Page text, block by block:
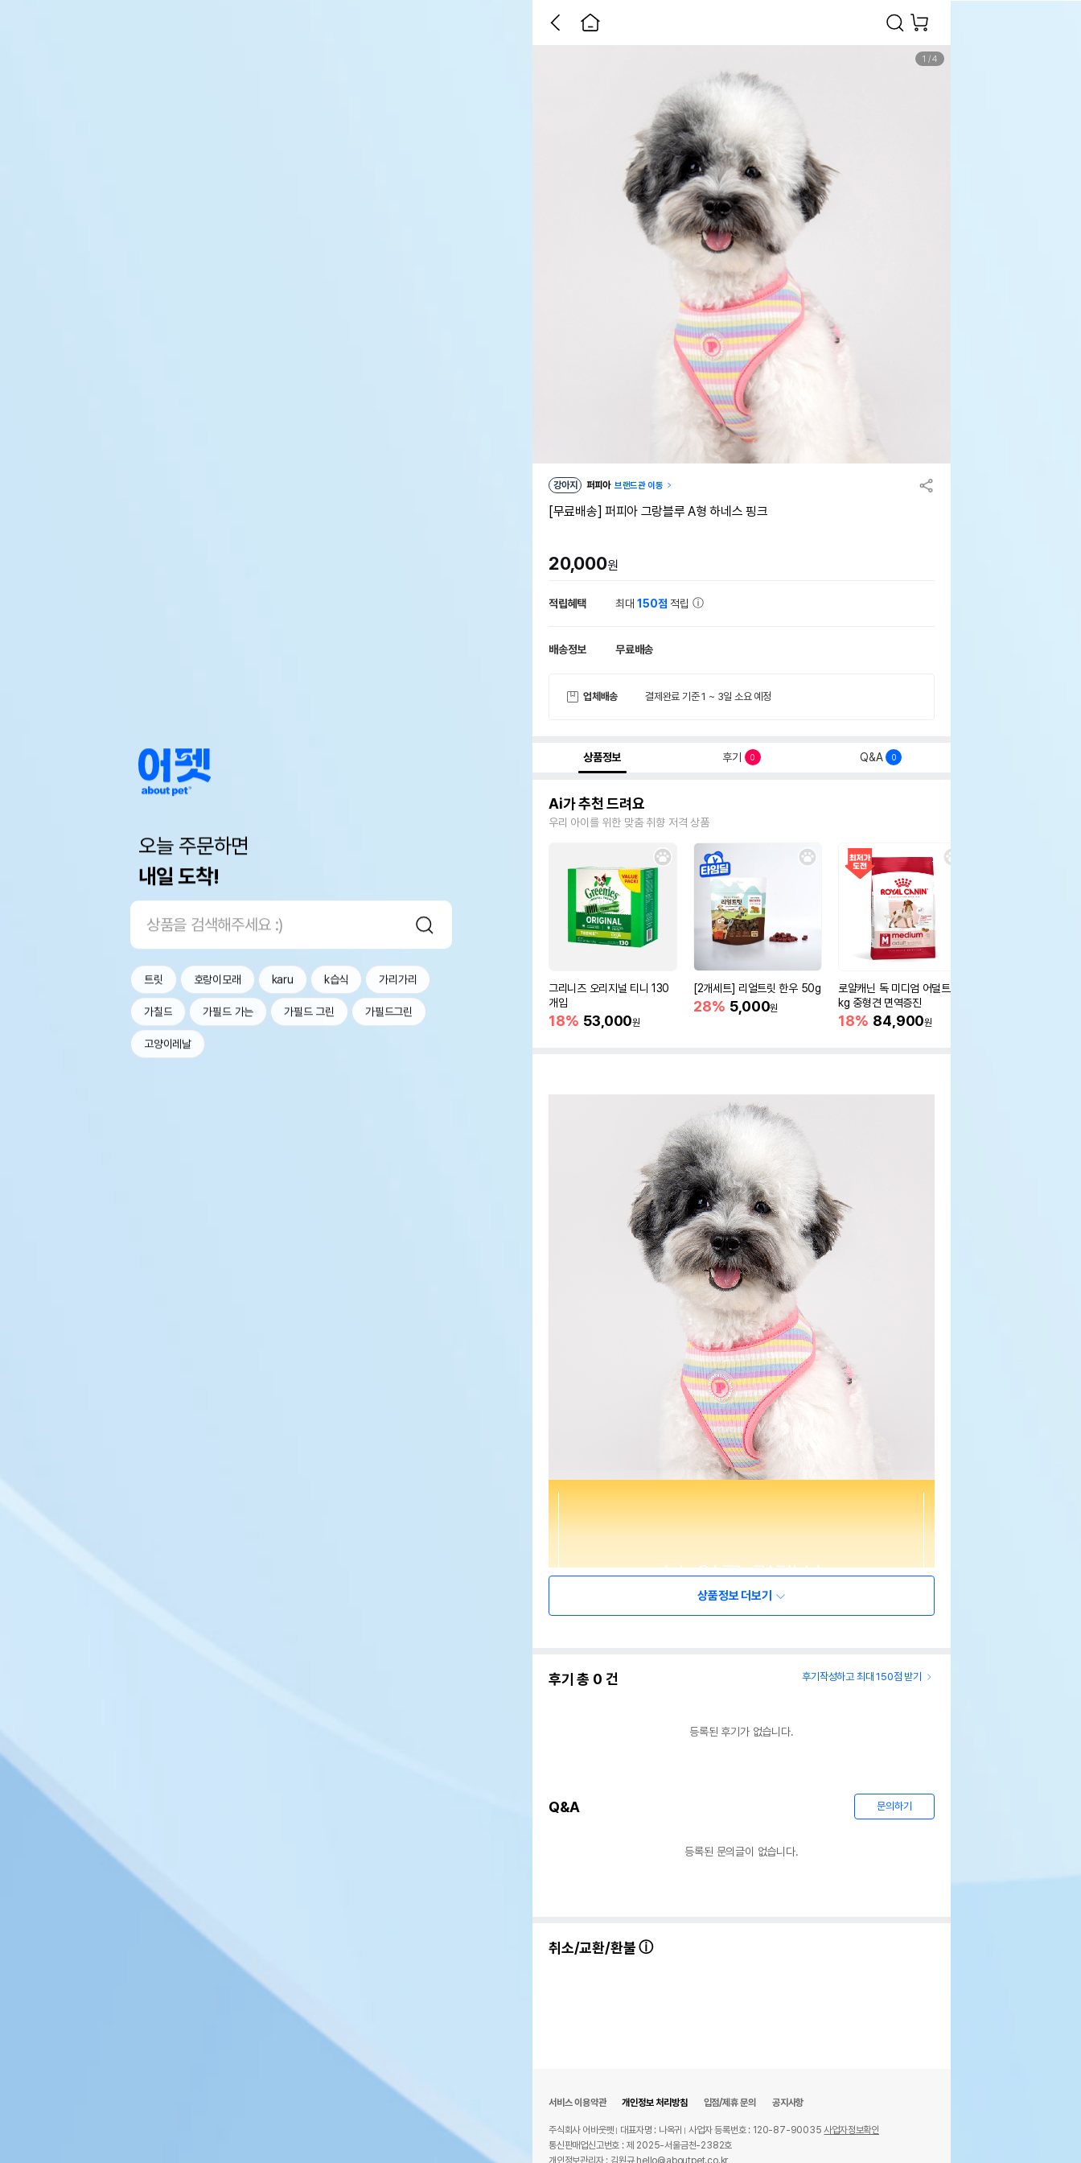
오늘 주문하면
내일 도착!
트릿 호랑이모래 karu k습식 가리가리
가칠드 가필드 가는 가필드 그린 가필드그린
고양이레날
1 /4
강아지 퍼피아 브랜드관 이동
[무료배송] 퍼피아 그랑블루 A형 하네스 핑크
20,000원
적립혜택 최대150점 적립
배송정보 무료배송
업체배송 결제완료 기준 1 ~ 3일 소요 예정
상품정보 후기 0 Q&A 0
Ai가 추천 드려요
우리 아이를 위한 맞춤 취향 저격 상품
그리니즈 오리지널 티니 130
개입
18% 53,000원
[2개세트] 리얼트릿 한우 50g
28% 5,000원
로얄캐닌 독 미디엄 어덜트 10
kg 중형견 면역증진
18% 84,900원
상품정보 더보기
후기 총 0 건 후기작성하고 최대 150점 받기
등록된 후기가 없습니다.
Q&A 문의하기
등록된 문의글이 없습니다.
취소/교환/환불
서비스 이용약관 개인정보 처리방침 입점/제휴 문의 공지사항
주식회사 어바웃펫 대표자명 : 나옥귀 사업자 등록번호 : 120-87-90035사업자정보확인
통신판매업신고번호 : 제 2025-서울금천-2382호
개인정보관리자 : 김원규 hello@aboutpet.co.kr